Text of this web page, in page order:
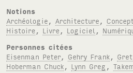
Notions
Archéologie , Architecture ,
Histoire , Livre , Logiciel ,
Personnes citées
Eisenman Peter, Gehry Frank,
Hoberman Chuck, Lynn Greg ,